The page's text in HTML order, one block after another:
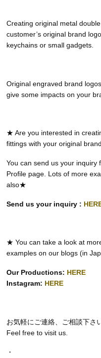
Creating original metal
customer’s original brand
keychains or small gadgets.
Original engraved brand
give some impacts on your
★ Are you interested in
fittings with your original
You can send us your inquiry
Profile page. Lots of more
also★
Send us your inquiry :
★ You can take a look at
examples on our blogs (in
Our Productions: HERE
Instagram: HERE
お気軽にご連絡、ご相談下さ
Feel free to visit us.
・